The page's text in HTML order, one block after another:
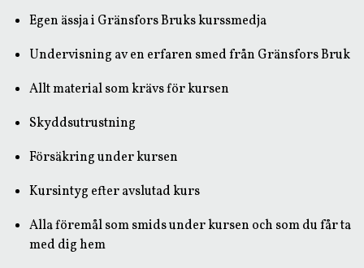
Egen ässja i Gränsfors Bruks kurssmedja
Undervisning av en erfaren smed från Gränsfors Bruk
Allt material som krävs för kursen
Skyddsutrustning
Försäkring under kursen
Kursintyg efter avslutad kurs
Alla föremål som smids under kursen och som du får ta
med dig hem